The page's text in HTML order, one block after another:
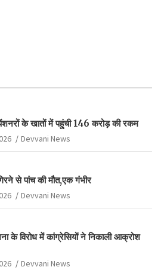
के खातों में पहुंची 146 करोड़ की रकम
Devvani News
से पांच की मौत,एक गंभीर
Devvani News
के विरोध में कांग्रेसियों ने निकाली आक्रोश
Devvani News